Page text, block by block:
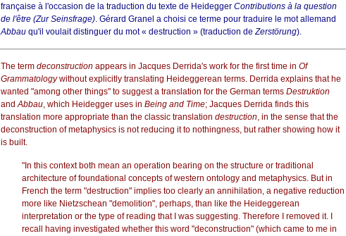
française à l'occasion de la traduction du texte de Heidegger Contributions à la question
de l'être (Zur Seinsfrage) . Gérard Granel a choisi ce terme pour traduire le mot allemand
Abbau qu'il voulait distinguer du mot « destruction » (traduction de Zerstörung).
The term deconstruction appears in Jacques Derrida's work for the first time in Of
Grammatologywithout explicitly translating Heideggerean terms. Derrida explains that he
wanted "among other things" to suggest a translation for the German terms Destruktion
andAbbau, which Heidegger uses in Being and Time; Jacques Derrida finds this
translation more appropriate than the classic translation destruction, in the sense that the
deconstruction of metaphysics is not reducing it to nothingness, but rather showing how it
is built.
"In this context both mean an operation bearing on the structure or traditional
architecture of foundational concepts of western ontology and metaphysics. But in
French the term "destruction" implies too clearly an annihilation, a negative reduction
more like Nietzschean "demolition", perhaps, than like the Heideggerean
interpretation or the type of reading that I was suggesting. Therefore I removed it. I
recall having investigated whether this word "deconstruction" (which came to me in